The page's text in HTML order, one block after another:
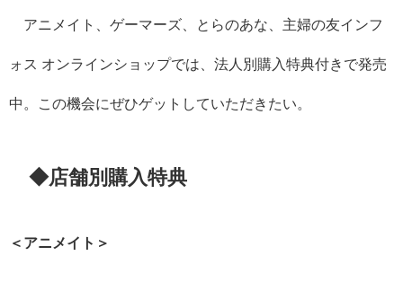
アニメイト、ゲーマーズ、とらのあな、主婦の友インフ
ォス オンラインショップでは、法人別購入特典付きで発売
中。この機会にぜひゲットしていただきたい。
◆店舗別購入特典
＜アニメイト＞